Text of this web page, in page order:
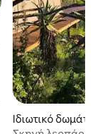
Ιδιωτικό